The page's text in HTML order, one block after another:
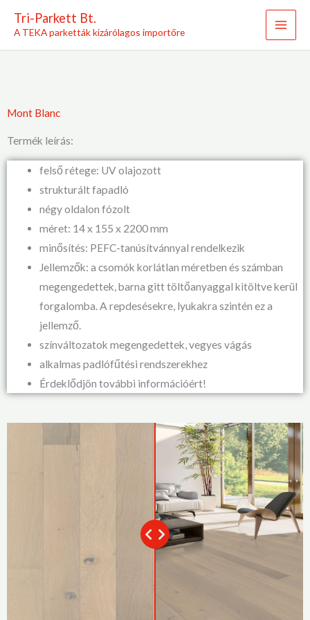
content
Tri-Parkett Bt.
A TEKA parketták kizárólagos importőre
Mont Blanc
Termék leírás:
felső rétege: UV olajozott
strukturált fapadló
négy oldalon fózolt
méret: 14 x 155 x 2200 mm
minősítés: PEFC-tanúsítvánnyal rendelkezik
Jellemzők: a csomók korlátlan méretben és számban
megengedettek, barna gitt töltőanyaggal kitöltve kerül
forgalomba. A repdesésekre, lyukakra szintén ez a
jellemző.
színváltozatok megengedettek, vegyes vágás
alkalmas padlófűtési rendszerekhez
Érdeklődjön további információért!